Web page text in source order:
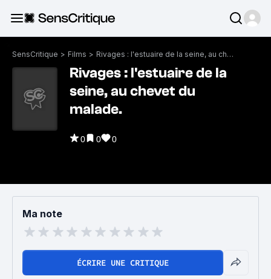
SensCritique > Films > Rivages : l'estuaire de la seine, au chevet du malade.
Rivages : l'estuaire de la
seine, au chevet du
malade.
0 0 0
Ma note
ÉCRIRE UNE CRITIQUE